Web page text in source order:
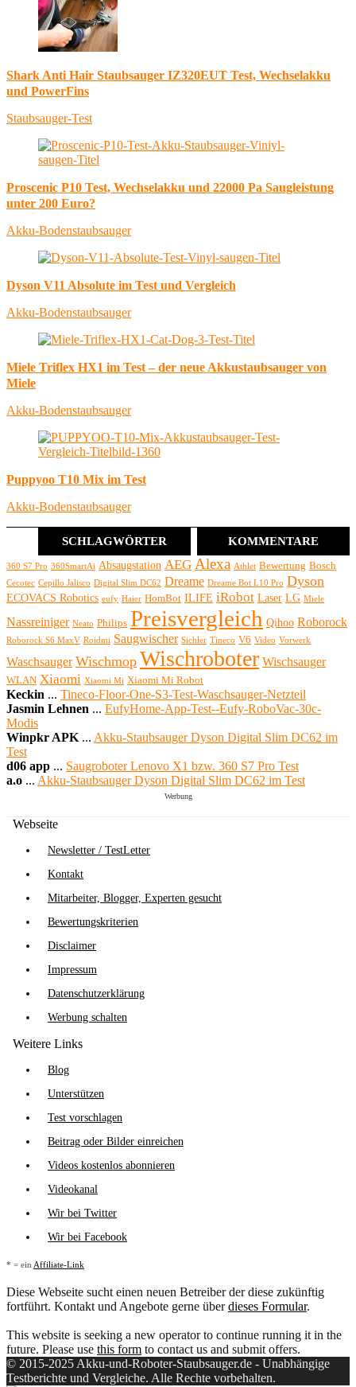
Shark Anti Hair Staubsauger IZ320EUT Test, Wechselakku
und PowerFins
Staubsauger-Test
Proscenic P10 Test, Wechselakku und 22000 Pa Saugleistung
unter 200 Euro?
Akku-Bodenstaubsauger
Dyson V11 Absolute im Test und Vergleich
Akku-Bodenstaubsauger
Miele Triflex HX1 im Test – der neue Akkustaubsauger von
Miele
Akku-Bodenstaubsauger
Puppyoo T10 Mix im Test
Akku-Bodenstaubsauger
SCHLAGWÖRTER KOMMENTARE
360 S7 Pro 360SmartAi Absaugstation AEG Alexa Athlet Bewertung Bosch
Cecotec Cepillo Jalisco Digital Slim DC62 Dreame Dreame Bot L10 Pro Dyson
ECOVACS Robotics eufy Haier HomBot ILIFE iRobot Laser LG Miele
Nassreiniger Neato Philips Preisvergleich Qihoo Roborock
Roborock S6 MaxV Roidmi Saugwischer Sichler Tineco V6 Video Vorwerk
Waschsauger Wischmop Wischroboter Wischsauger
WLAN Xiaomi Xiaomi Mi Xiaomi Mi Robot
Keckin ... Tineco-Floor-One-S3-Test-Waschsauger-Netzteil
Jasmin Lehnen ... EufyHome-App-Test--Eufy-RoboVac-30c-
Modis
Winpkr APK ... Akku-Staubsauger Dyson Digital Slim DC62 im
Test
d06 app ... Saugroboter Lenovo X1 bzw. 360 S7 Pro Test
a.o ... Akku-Staubsauger Dyson Digital Slim DC62 im Test
Werbung
Webseite
Newsletter / TestLetter
Kontakt
Mitarbeiter, Blogger, Experten gesucht
Bewertungskriterien
Disclaimer
Impressum
Datenschutzerklärung
Werbung schalten
Weitere Links
Blog
Unterstützen
Test vorschlagen
Beitrag oder Bilder einreichen
Videos kostenlos abonnieren
Videokanal
Wir bei Twitter
Wir bei Facebook
* = ein Affiliate-Link
Diese Webseite sucht einen neuen Betreiber der diese zukünftig
fortführt. Kontakt und Angebote gerne überdieses Formular.
This website is seeking a new operator to continue running it in the
future. Please use this form to contact us and submit offers.
© 2015-2025 Akku-und-Roboter-Staubsauger.de - Unabhängige
Testberichte und Vergleiche. Alle Rechte vorbehalten.